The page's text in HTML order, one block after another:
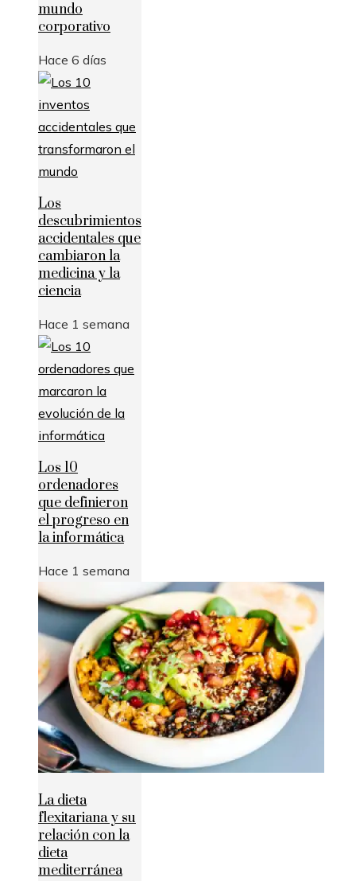
mundo
corporativo
Hace 6 días
Los
descubrimientos
accidentales que
cambiaron la
medicina y la
ciencia
Hace 1 semana
Los 10
ordenadores
que definieron
el progreso en
la informática
Hace 1 semana
La dieta
flexitariana y su
relación con la
dieta
mediterránea